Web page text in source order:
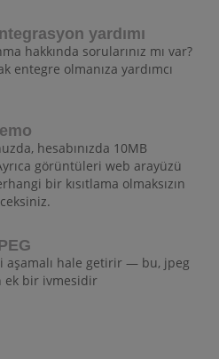
yardımı
hakkında sorularınız mı var?
entegre olmanıza yardımcı
hesabınızda 10MB
görüntüleri web arayüzü
bir kısıtlama olmaksızın
aşamalı hale getirir — bu, jpeg
ek bir ivmesidir